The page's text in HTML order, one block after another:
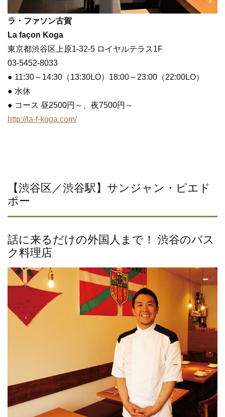
ラ・ファソン古賀
La façon Koga
東京都渋谷区上原1-32-5 ロイヤルテラス1F
03-5452-8033
● 11:30～14:30（13:30LO）18:00～23:00（22:00LO）
● 水休
● コース 昼2500円～、夜7500円～
http://la-f-koga.com/
【渋谷区／渋谷駅】サンジャン・ピエド
ポー
話に来るだけの外国人まで！ 渋谷のバス
ク料理店